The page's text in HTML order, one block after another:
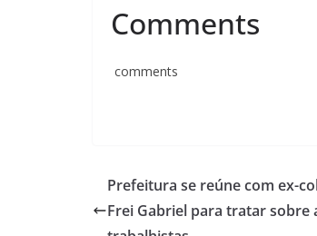
Comments
comments
Prefeitura se reúne com ex-
Frei Gabriel para tratar sobre